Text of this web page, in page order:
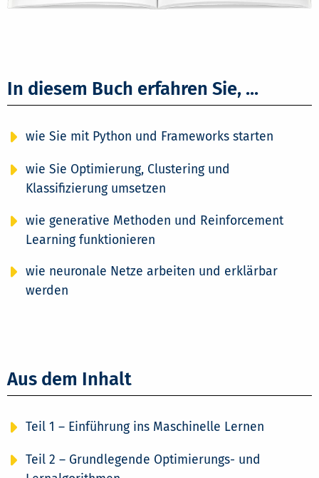
In diesem Buch erfahren Sie, ...
wie Sie mit Python und Frameworks starten
wie Sie Optimierung, Clustering und
Klassifizierung umsetzen
wie generative Methoden und Reinforcement
Learning funktionieren
wie neuronale Netze arbeiten und erklärbar
werden
Aus dem Inhalt
Teil 1 – Einführung ins Maschinelle Lernen
Teil 2 – Grundlegende Optimierungs- und